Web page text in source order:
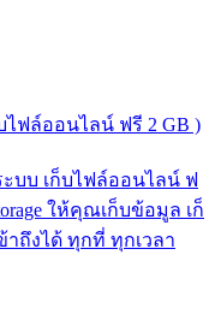
ไฟล์ออนไลน์ ฟรี 2 GB )
บบ เก็บไฟล์ออนไลน์ ฟ
ให้คุณเก็บข้อมูล เก็
ถึงได้ ทุกที่ ทุกเวลา